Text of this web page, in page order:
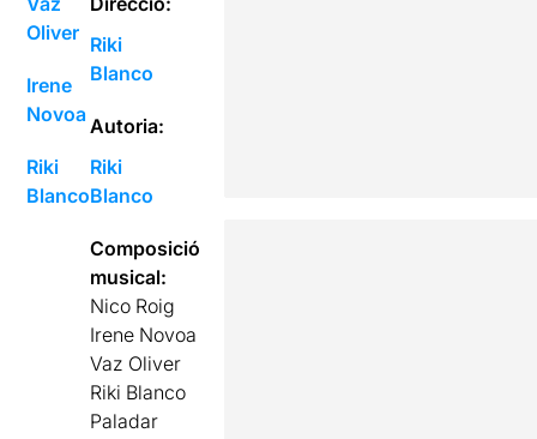
Oliver
Irene
Novoa
Riki
Blanco
Riki
Blanco
Autoria:
Riki
Blanco
Composició
musical:
Nico Roig
Irene Novoa
Vaz Oliver
Riki Blanco
Paladar